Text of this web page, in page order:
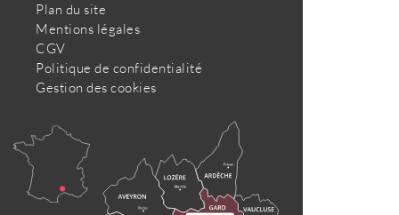
Plan du site
Mentions légales
CGV
Politique de confidentialité
Gestion des cookies